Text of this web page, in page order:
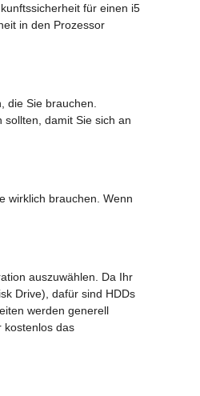
für einen i5
in den Prozessor
die Sie brauchen.
damit Sie sich an
wirklich brauchen. Wenn
auszuwählen. Da Ihr
Drive), dafür sind HDDs
werden generell
kostenlos das